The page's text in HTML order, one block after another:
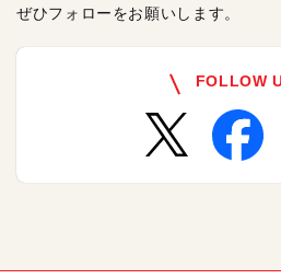
ぜひフォローをお願いします。
FOLLOW